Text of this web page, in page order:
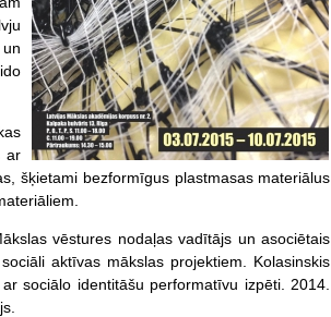
ar
šķietami bezformīgus plastmasas materiālus
vēstures nodaļas vadītājs un asociētais
aktīvas mākslas projektiem. Kolasinskis
sociālo identitāšu performatīvu izpēti. 2014.